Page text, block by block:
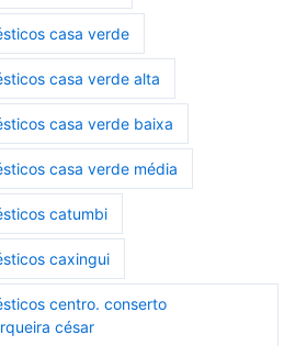
casa verde
casa verde alta
casa verde baixa
casa verde média
catumbi
caxingui
centro. conserto
césar